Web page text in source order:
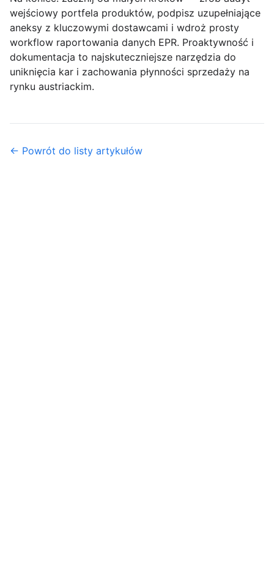
wejściowy portfela produktów, podpisz uzupełniające
aneksy z kluczowymi dostawcami i wdroż prosty
workflow raportowania danych EPR. Proaktywność i
dokumentacja to najskuteczniejsze narzędzia do
uniknięcia kar i zachowania płynności sprzedaży na
rynku austriackim.
← Powrót do listy artykułów